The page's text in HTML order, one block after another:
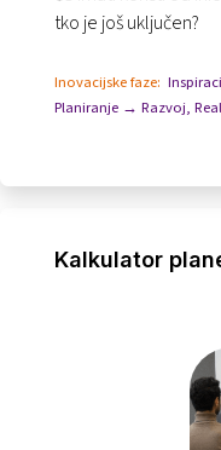
tko je još uključen?
Inovacijske faze:
Planiranje → Razvoj,
Kalkulator